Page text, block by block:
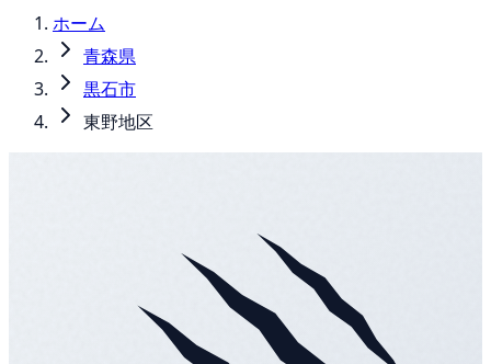
ホーム
青森県
黒石市
東野地区